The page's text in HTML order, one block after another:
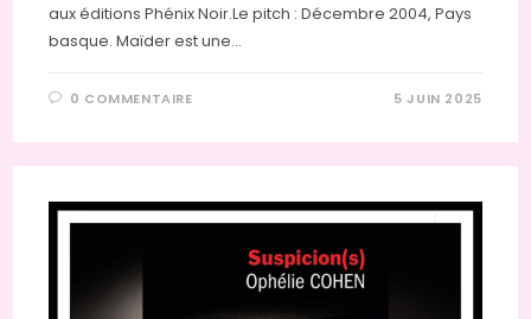
aux éditions Phénix Noir.Le pitch : Décembre 2004, Pays
basque. Maïder est une…
0 COMMENTAIRE 5 JUIN 2025